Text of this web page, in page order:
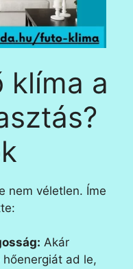
klíma a
nem véletlen. Íme
Akár
ad le,